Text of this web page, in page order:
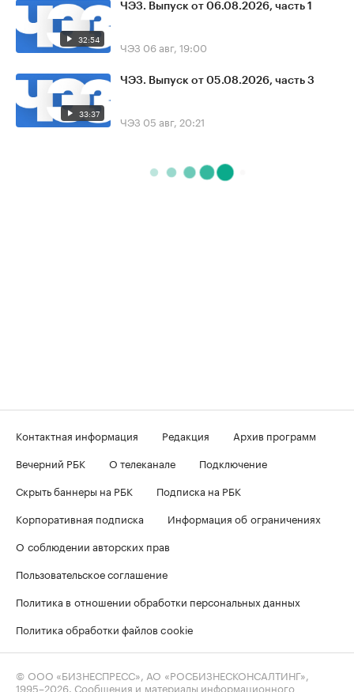
32:54
ЧЭЗ. Выпуск от 06.08.2026, часть 1
ЧЭЗ 06 авг, 19:00
33:37
ЧЭЗ. Выпуск от 05.08.2026, часть 3
ЧЭЗ 05 авг, 20:21
Контактная информация Редакция
Архив программ
Вечерний РБК
О телеканале
Подключение
Скрыть баннеры на РБК
Подписка на РБК
Корпоративная подписка
Информация об ограничениях
О соблюдении авторских прав
Пользовательское соглашение
Политика в отношении обработки персональных данных
Политика обработки файлов cookie
© ООО «БИЗНЕСПРЕСС», АО «РОСБИЗНЕСКОНСАЛТИНГ»,
1995–2026 . Сообщения и материалы информационного